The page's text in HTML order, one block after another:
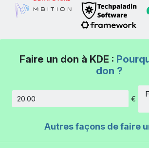
Faire un don à KDE :
don ?
Montant
€
Autres façons de faire